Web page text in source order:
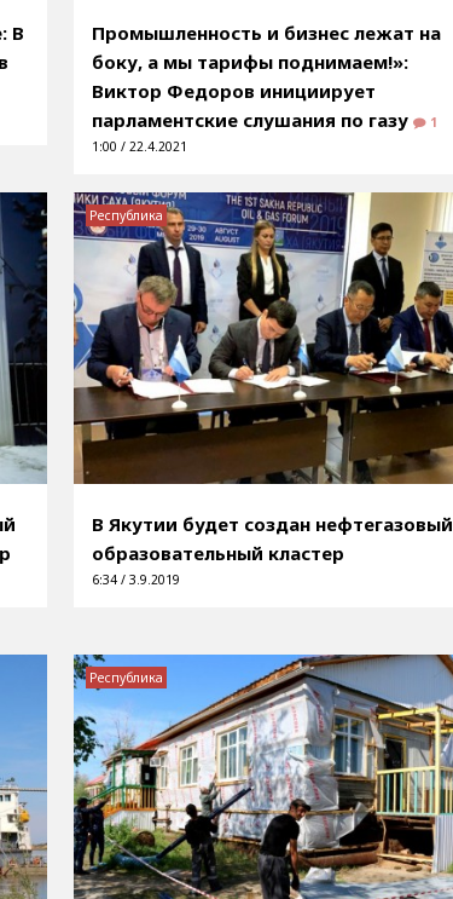
В
Промышленность и бизнес лежат на
боку, а мы тарифы поднимаем!»:
Виктор Федоров инициирует
парламентские слушания по газу
1
1:00 / 22.4.2021
В Якутии будет создан нефтегазовый
образовательный кластер
6:34 / 3.9.2019
Республика
Республика